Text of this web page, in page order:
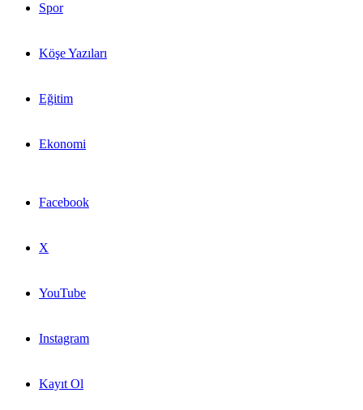
Spor
Köşe Yazıları
Eğitim
Ekonomi
Facebook
X
YouTube
Instagram
Kayıt Ol